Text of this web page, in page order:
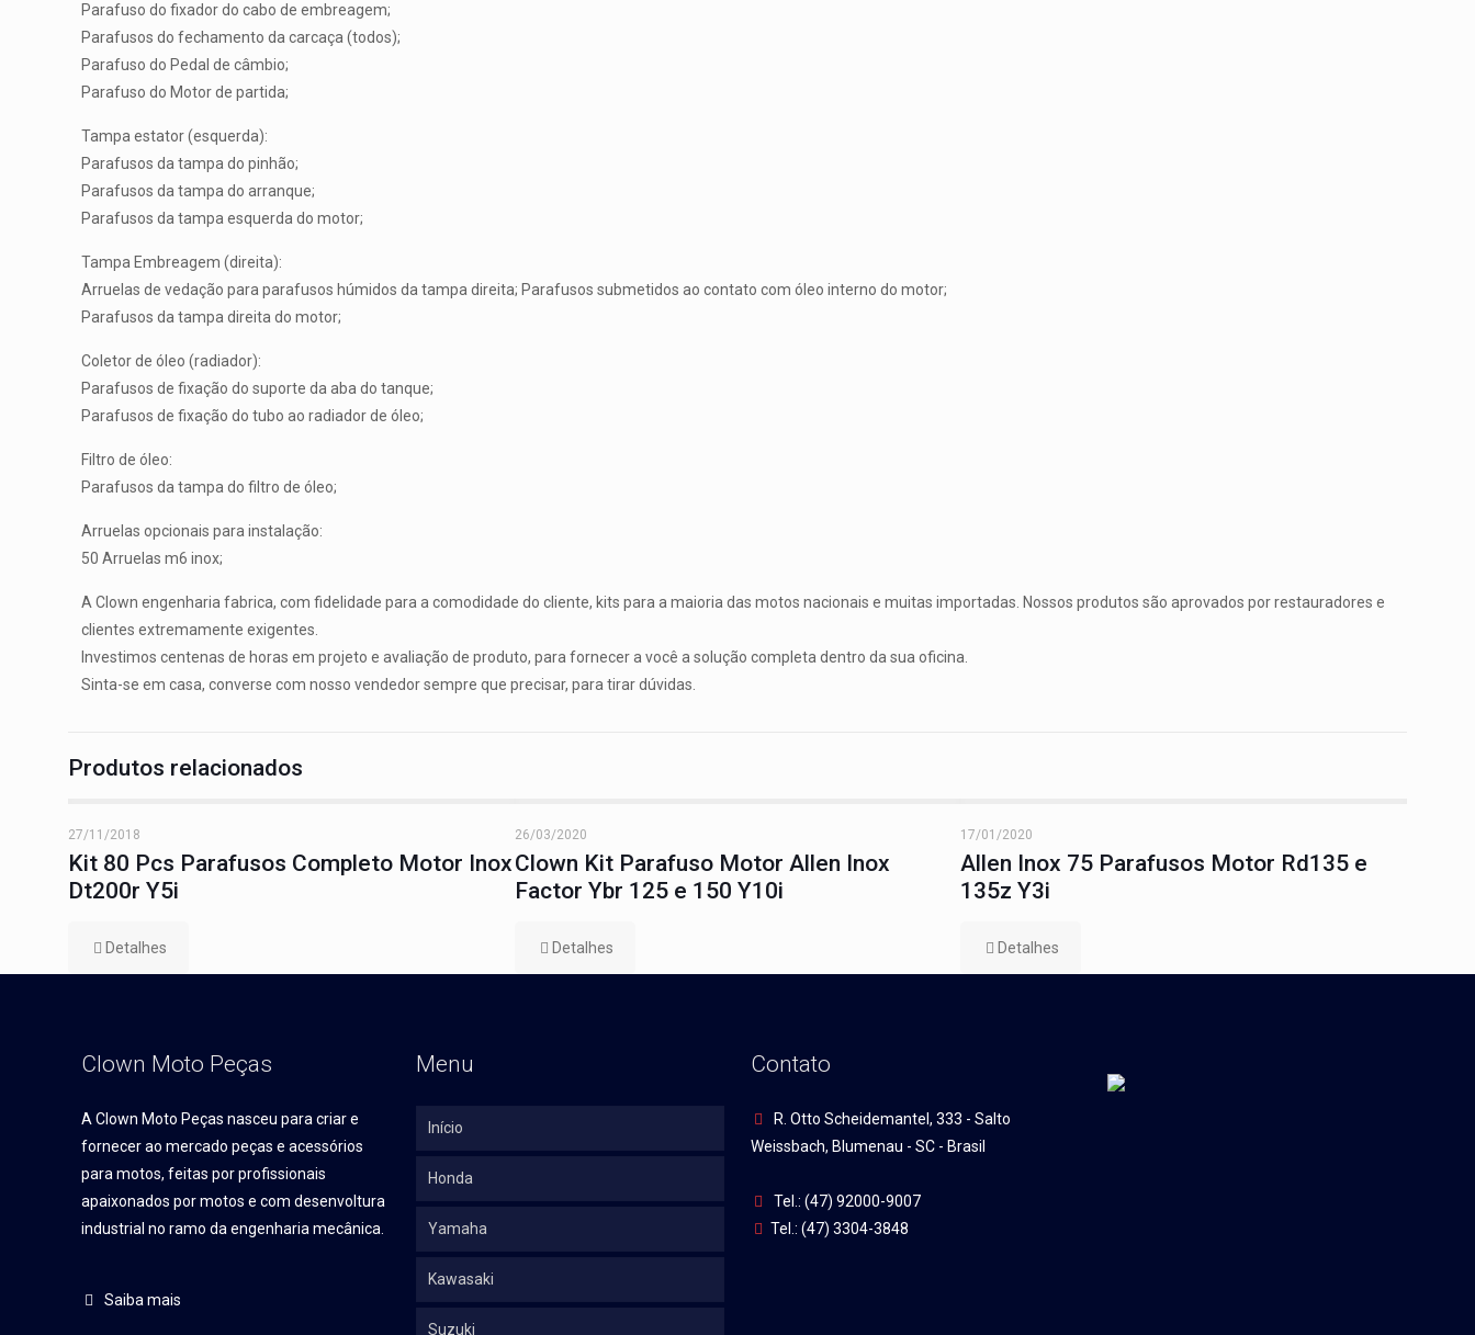
Parafuso do fixador do cabo de embreagem;
Parafusos do fechamento da carcaça (todos);
Parafuso do Pedal de câmbio;
Parafuso do Motor de partida;
Tampa estator (esquerda):
Parafusos da tampa do pinhão;
Parafusos da tampa do arranque;
Parafusos da tampa esquerda do motor;
Tampa Embreagem (direita):
Arruelas de vedação para parafusos húmidos da tampa direita; Parafusos submetidos ao contato com óleo interno do motor;
Parafusos da tampa direita do motor;
Coletor de óleo (radiador):
Parafusos de fixação do suporte da aba do tanque;
Parafusos de fixação do tubo ao radiador de óleo;
Filtro de óleo:
Parafusos da tampa do filtro de óleo;
Arruelas opcionais para instalação:
50 Arruelas m6 inox;
A Clown engenharia fabrica, com fidelidade para a comodidade do cliente, kits para a maioria das motos nacionais e muitas importadas. Nossos produtos são aprovados por restauradores e
clientes extremamente exigentes.
Investimos centenas de horas em projeto e avaliação de produto, para fornecer a você a solução completa dentro da sua oficina.
Sinta-se em casa, converse com nosso vendedor sempre que precisar, para tirar dúvidas.
Produtos relacionados
27/11/2018
Kit 80 Pcs Parafusos Completo Motor Inox
Dt200r Y5i
Detalhes
26/03/2020
Clown Kit Parafuso Motor Allen Inox
Factor Ybr 125 e 150 Y10i
Detalhes
17/01/2020
Allen Inox 75 Parafusos Motor Rd135 e
135z Y3i
Detalhes
Clown Moto Peças
A Clown Moto Peças nasceu para criar e
fornecer ao mercado peças e acessórios
para motos, feitas por profissionais
apaixonados por motos e com desenvoltura
industrial no ramo da engenharia mecânica.
Saiba mais
Menu
Início
Honda
Yamaha
Kawasaki
Suzuki
Contato
R. Otto Scheidemantel, 333 - Salto
Weissbach, Blumenau - SC - Brasil
Tel.: (47) 92000-9007
Tel.: (47) 3304-3848